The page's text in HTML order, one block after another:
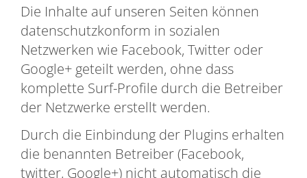
Die Inhalte auf unseren Seiten können
datenschutzkonform in sozialen
Netzwerken wie Facebook, Twitter oder
Google+ geteilt werden, ohne dass
komplette Surf-Profile durch die Betreiber
der Netzwerke erstellt werden.
Durch die Einbindung der Plugins erhalten
die benannten Betreiber (Facebook,
twitter, Google+) nicht automatisch die